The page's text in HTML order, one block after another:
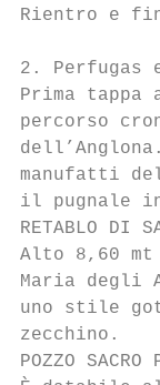
Rientro e
2. Perfugas
Prima tappa
percorso
manufatti
il pugnale
RETABLO DI
Alto 8,60 mt
Maria degli
uno stile
zecchino.
POZZO SACRO